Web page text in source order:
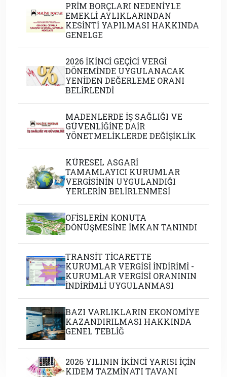
PRİM BORÇLARI NEDENİYLE
EMEKLİ AYLIKLARINDAN
KESİNTİ YAPILMASI HAKKINDA
GENELGE
2026 İKİNCİ GEÇİCİ VERGİ
DÖNEMİNDE UYGULANACAK
YENİDEN DEĞERLEME ORANI
BELİRLENDİ
MADENLERDE İŞ SAĞLIĞI VE
GÜVENLİĞİNE DAİR
YÖNETMELİKLERDE DEĞİŞİKLİK
KÜRESEL ASGARİ
TAMAMLAYICI KURUMLAR
VERGİSİNİN UYGULANDIĞI
YERLERİN BELİRLENMESİ
OFİSLERİN KONUTA
DÖNÜŞMESİNE İMKAN TANINDI
TRANSİT TİCARETTE
KURUMLAR VERGİSİ İNDİRİMİ -
KURUMLAR VERGİSİ ORANININ
İNDİRİMLİ UYGULANMASI
BAZI VARLIKLARIN EKONOMİYE
KAZANDIRILMASI HAKKINDA
GENEL TEBLİĞ
2026 YILININ İKİNCİ YARISI İÇİN
KIDEM TAZMİNATI TAVANI